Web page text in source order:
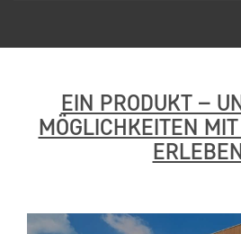
EIN PRODUKT –
MÖGLICHKEITEN